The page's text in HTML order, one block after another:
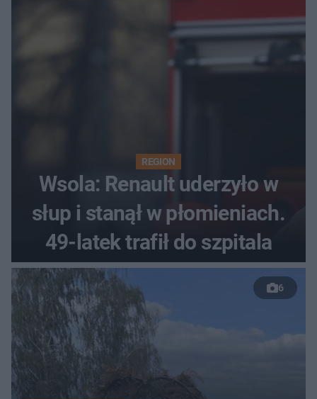
REGION
Wsola: Renault uderzyło w
słup i stanął w płomieniach.
49-latek trafił do szpitala
6